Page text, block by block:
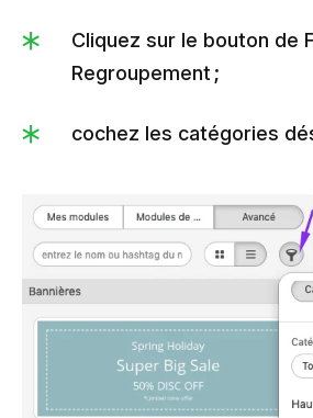
Cliquez sur le bouton de
Regroupement ;
cochez les catégories